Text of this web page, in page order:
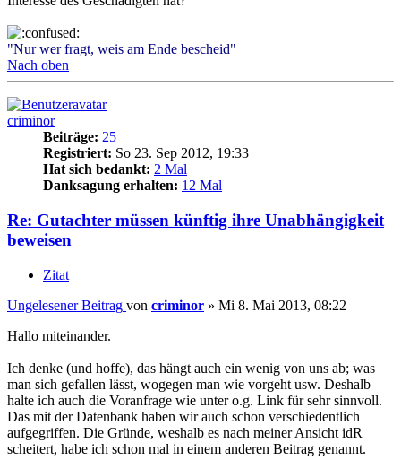
"Nur wer fragt, weis am Ende bescheid"
Nach oben
criminor
Beiträge: 25
Registriert: So 23. Sep 2012, 19:33
Hat sich bedankt: 2 Mal
Danksagung erhalten: 12 Mal
Re: Gutachter müssen künftig ihre Unabhängigkeit
beweisen
Zitat
Ungelesener Beitrag von criminor » Mi 8. Mai 2013, 08:22
Hallo miteinander.
Ich denke (und hoffe), das hängt auch ein wenig von uns ab; was
man sich gefallen lässt, wogegen man wie vorgeht usw. Deshalb
halte ich auch die Voranfrage wie unter o.g. Link für sehr sinnvoll.
Das mit der Datenbank haben wir auch schon verschiedentlich
aufgegriffen. Die Gründe, weshalb es nach meiner Ansicht idR
scheitert, habe ich schon mal in einem anderen Beitrag genannt.